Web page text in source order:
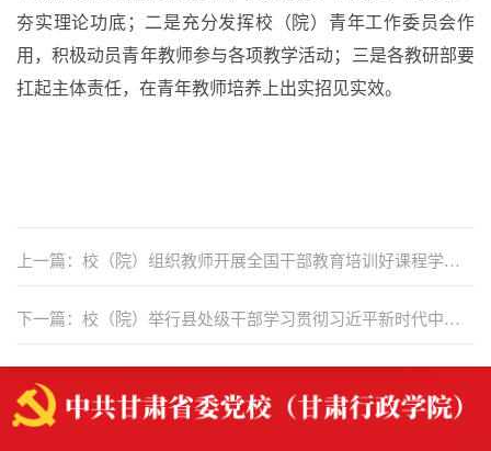
夯实理论功底；二是充分发挥校（院）青年工作委员会作
用，积极动员青年教师参与各项教学活动；三是各教研部要
扛起主体责任，在青年教师培养上出实招见实效。
上一篇：校（院）组织教师开展全国干部教育培训好课程学习
下一篇：校（院）举行县处级干部学习贯彻习近平新时代中国